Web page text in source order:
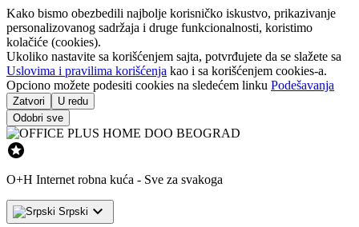
Kako bismo obezbedili najbolje korisničko iskustvo, prikazivanje
personalizovanog sadržaja i druge funkcionalnosti, koristimo
kolačiće (cookies).
Ukoliko nastavite sa korišćenjem sajta, potvrđujete da se slažete sa
Uslovima i pravilima korišćenja kao i sa korišćenjem cookies-a.
Opciono možete podesiti cookies na sledećem linku Podešavanja
Zatvori
U redu
Odobri sve

O+H Internet robna kuća - Sve za svakoga
Srpski 